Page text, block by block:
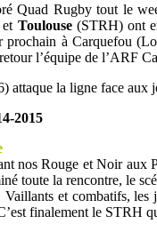
Quad Rugby tout le
Toulouse(STRH) ont
prochain à Carquefou
l’équipe de l’ARF
attaque la ligne face
2015
nos Rouge et Noir aux
toute la rencontre, le
et combatifs,
finalement le STRH